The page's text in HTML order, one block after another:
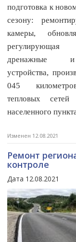
подготовка к
сезону:
камеры,
дренажные
устройства,
045
тепловых
населенного
Изменен 12.08.2021
Ремонт
контроле
Дата 12.08.2021